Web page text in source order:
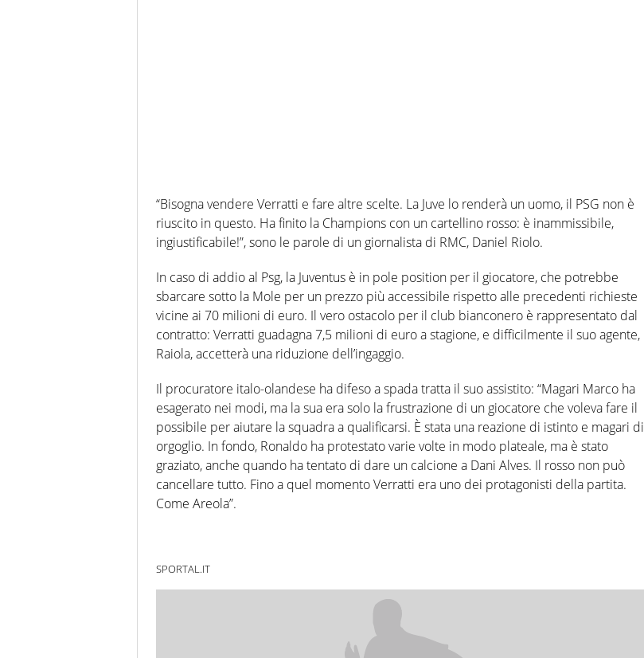
“Bisogna vendere Verratti e fare altre scelte. La Juve lo renderà un uomo, il PSG non è
riuscito in questo. Ha finito la Champions con un cartellino rosso: è inammissibile,
ingiustificabile!”, sono le parole di un giornalista di RMC, Daniel Riolo.
In caso di addio al Psg, la Juventus è in pole position per il giocatore, che potrebbe
sbarcare sotto la Mole per un prezzo più accessibile rispetto alle precedenti richieste
vicine ai 70 milioni di euro. Il vero ostacolo per il club bianconero è rappresentato dal
contratto: Verratti guadagna 7,5 milioni di euro a stagione, e difficilmente il suo agente,
Raiola, accetterà una riduzione dell’ingaggio.
Il procuratore italo-olandese ha difeso a spada tratta il suo assistito: “Magari Marco ha
esagerato nei modi, ma la sua era solo la frustrazione di un giocatore che voleva fare il
possibile per aiutare la squadra a qualificarsi. È stata una reazione di istinto e magari di
orgoglio. In fondo, Ronaldo ha protestato varie volte in modo plateale, ma è stato
graziato, anche quando ha tentato di dare un calcione a Dani Alves. Il rosso non può
cancellare tutto. Fino a quel momento Verratti era uno dei protagonisti della partita.
Come Areola”.
SPORTAL.IT